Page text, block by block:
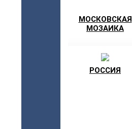
МОСКОВСКАЯ
МОЗАИКА
РОССИЯ